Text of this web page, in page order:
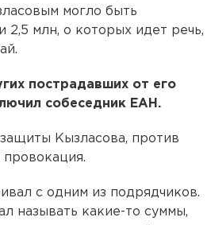
могло быть
2,5 млн, о которых идет речь,
пострадавших от его
собеседник ЕАН.
Кызласова, против
с одним из подрядчиков.
называть какие-то суммы,